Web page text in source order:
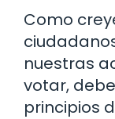
Como
nuestras
votar,
principios